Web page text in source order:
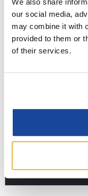
We also share
our social media,
may combine it with
provided to them or
of their services.
Orario:
2 Novembre
Aquileia,
Condividi